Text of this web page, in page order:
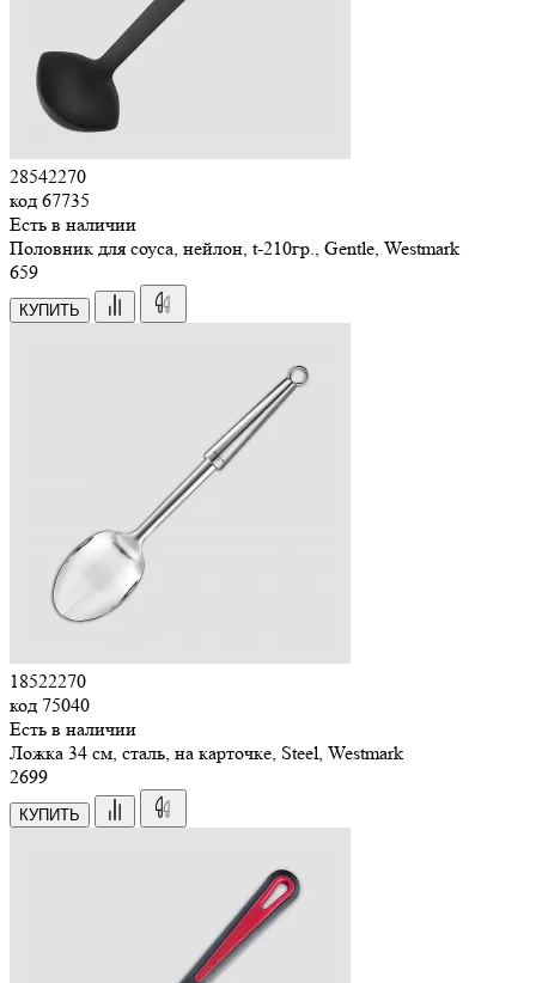
28542270
код 67735
Есть в наличии
Половник для соуса, нейлон, t-210гр., Gentle, Westmark
659
КУПИТЬ
18522270
код 75040
Есть в наличии
Ложка 34 см, сталь, на карточке, Steel, Westmark
2699
КУПИТЬ